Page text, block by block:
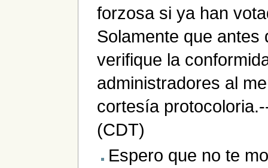
forzosa si ya han
Solamente que
verifique la
administradores al
cortesía
(CDT)
Espero que no te